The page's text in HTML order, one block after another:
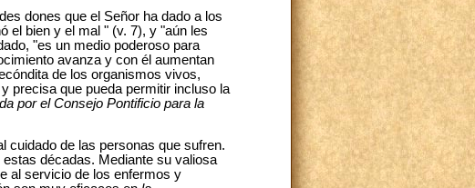
dones que el Señor ha dado a los
el bien y el mal " (v. 7), y "aún les
"es un medio poderoso para
avanza y con él aumentan
de los organismos vivos,
precisa que pueda permitir incluso la
por el Consejo Pontificio para la
cuidado de las personas que sufren.
décadas. Mediante su valiosa
al servicio de los enfermos y